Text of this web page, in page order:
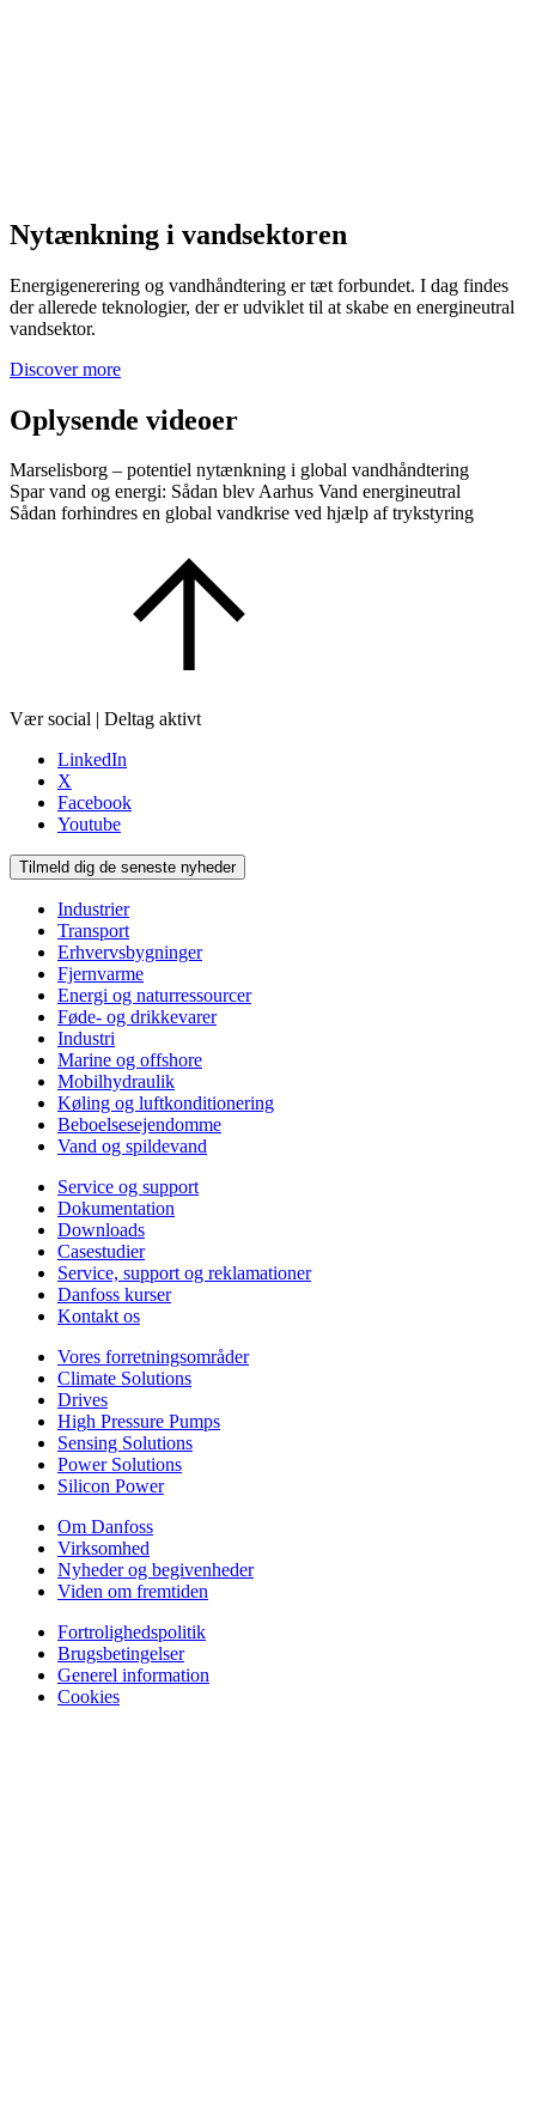
Nytænkning i vandsektoren
Energigenerering og vandhåndtering er tæt forbundet. I dag findes
der allerede teknologier, der er udviklet til at skabe en energineutral
vandsektor.
Discover more
Oplysende videoer
Marselisborg – potentiel nytænkning i global vandhåndtering
Spar vand og energi: Sådan blev Aarhus Vand energineutral
Sådan forhindres en global vandkrise ved hjælp af trykstyring
Vær social | Deltag aktivt
LinkedIn
X
Facebook
Youtube
Tilmeld dig de seneste nyheder
Industrier
Transport
Erhvervsbygninger
Fjernvarme
Energi og naturressourcer
Føde- og drikkevarer
Industri
Marine og offshore
Mobilhydraulik
Køling og luftkonditionering
Beboelsesejendomme
Vand og spildevand
Service og support
Dokumentation
Downloads
Casestudier
Service, support og reklamationer
Danfoss kurser
Kontakt os
Vores forretningsområder
Climate Solutions
Drives
High Pressure Pumps
Sensing Solutions
Power Solutions
Silicon Power
Om Danfoss
Virksomhed
Nyheder og begivenheder
Viden om fremtiden
Fortrolighedspolitik
Brugsbetingelser
Generel information
Cookies